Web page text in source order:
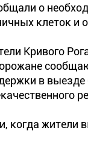
о
клеток и
Кривого
в выезде
когда